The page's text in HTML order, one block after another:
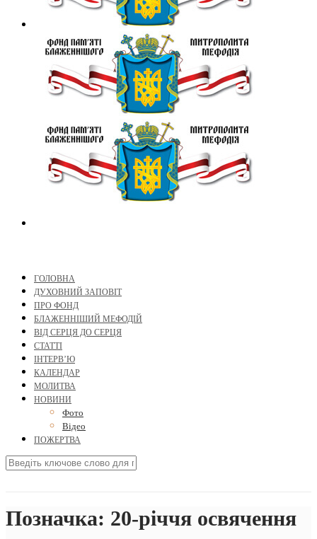
ГОЛОВНА
ДУХОВНИЙ ЗАПОВІТ
ПРО ФОНД
БЛАЖЕННІШИЙ МЕФОДІЙ
ВІД СЕРЦЯ ДО СЕРЦЯ
СТАТТІ
ІНТЕРВ’Ю
КАЛЕНДАР
МОЛИТВА
НОВИНИ
Фото
Відео
ПОЖЕРТВА
Позначка: 20-річчя освячення